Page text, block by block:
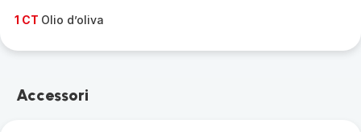
1 CT Olio d’oliva
Accessori